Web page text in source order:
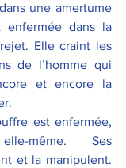
une amertume
enfermée dans la
Elle craint les
de l’homme qui
et encore la
est enfermée,
même. Ses
et la manipulent.